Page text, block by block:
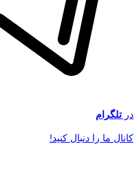
در تلگرام
کانال ما را دنبال کنید!